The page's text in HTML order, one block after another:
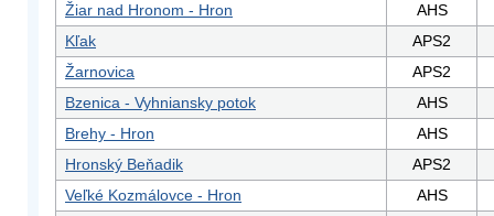
Žiar nad Hronom - Hron
AHS
Kľak
APS2
Žarnovica
APS2
Bzenica - Vyhniansky potok
AHS
Brehy - Hron
AHS
Hronský Beňadik
APS2
Veľké Kozmálovce - Hron
AHS